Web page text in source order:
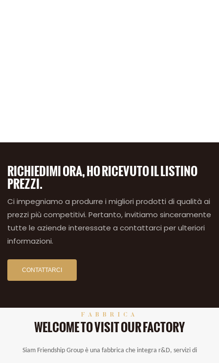
RICHIEDIMI ORA, HO RICEVUTO IL LISTINO
PREZZI.
Ci impegniamo a produrre i migliori prodotti di qualità ai
prezzi più competitivi. Pertanto, invitiamo sinceramente
tutte le aziende interessate a contattarci per ulteriori
informazioni.
CONTATTARCI
FABBRICA
WELCOME TO VISIT OUR FACTORY
Siam Friendship Group è una fabbrica che integra r&D, servizi di